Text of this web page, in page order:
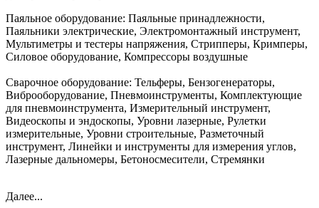
Паяльное оборудование: Паяльные принадлежности,
Паяльники электрические, Электромонтажный инструмент,
Мультиметры и тестеры напряжения, Стрипперы, Кримперы,
Силовое оборудование, Компрессоры воздушные
Сварочное оборудование: Тельферы, Бензогенераторы,
Виброоборудование, Пневмоинструменты, Комплектующие
для пневмоинструмента, Измерительный инструмент,
Видеоскопы и эндоскопы, Уровни лазерные, Рулетки
измерительные, Уровни строительные, Разметочный
инструмент, Линейки и инструменты для измерения углов,
Лазерные дальномеры, Бетоносмесители, Стремянки
Далее...